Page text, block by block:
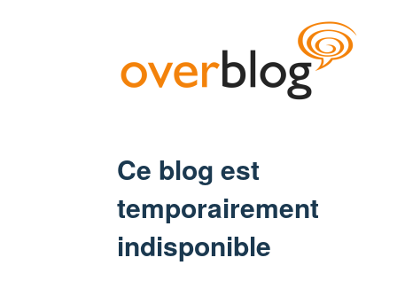
Ce blog est
temporairement
indisponible